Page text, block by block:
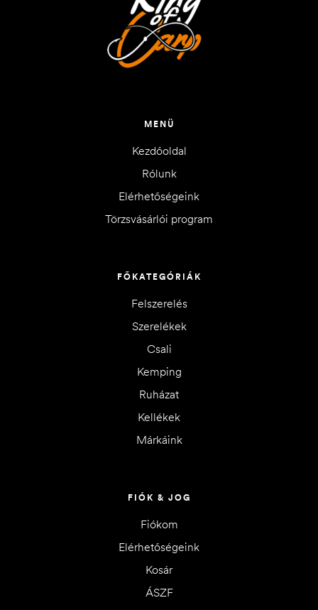
MENÜ
Kezdőoldal
Rólunk
Elérhetőségeink
Törzsvásárlói program
FŐKATEGÓRIÁK
Felszerelés
Szerelékek
Csali
Kemping
Ruházat
Kellékek
Márkáink
FIÓK & JOG
Fiókom
Elérhetőségeink
Kosár
ÁSZF